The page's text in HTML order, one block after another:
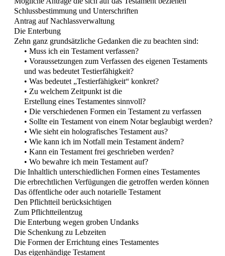
Schlussbestimmung und Unterschriften
Antrag auf Nachlassverwaltung
Die Enterbung
Zehn ganz grundsätzliche Gedanken die zu beachten sind:
• Muss ich ein Testament verfassen?
• Voraussetzungen zum Verfassen des eigenen Testaments
und was bedeutet Testierfähigkeit?
• Was bedeutet „Testierfähigkeit“ konkret?
• Zu welchem Zeitpunkt ist die
Erstellung eines Testamentes sinnvoll?
• Die verschiedenen Formen ein Testament zu verfassen
• Sollte ein Testament von einem Notar beglaubigt werden?
• Wie sieht ein holografisches Testament aus?
• Wie kann ich im Notfall mein Testament ändern?
• Kann ein Testament frei geschrieben werden?
• Wo bewahre ich mein Testament auf?
Die Inhaltlich unterschiedlichen Formen eines Testamentes
Die erbrechtlichen Verfügungen die getroffen werden können
Das öffentliche oder auch notarielle Testament
Den Pflichtteil berücksichtigen
Zum Pflichtteilentzug
Die Enterbung wegen groben Undanks
Die Schenkung zu Lebzeiten
Die Formen der Errichtung eines Testamentes
Das eigenhändige Testament